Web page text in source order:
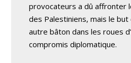
provocateurs a dû affronter
des Palestiniens, mais le
autre bâton dans les roues
compromis diplomatique.